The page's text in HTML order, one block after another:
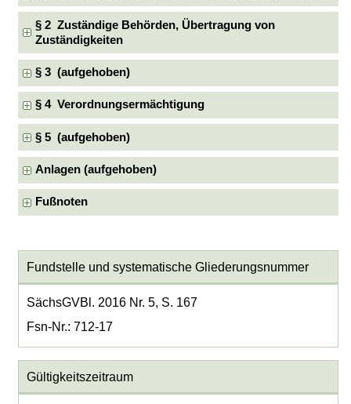
§ 2 Zuständige Behörden, Übertragung von
Zuständigkeiten
§ 3 (aufgehoben)
§ 4 Verordnungsermächtigung
§ 5 (aufgehoben)
Anlagen (aufgehoben)
Fußnoten
Fundstelle und systematische Gliederungsnummer
SächsGVBl. 2016 Nr. 5, S. 167
Fsn-Nr.: 712-17
Gültigkeitszeitraum